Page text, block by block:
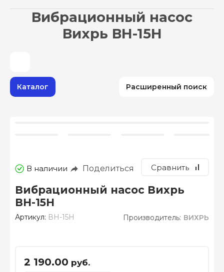
Вибрационный насос
Вихрь ВН-15Н
Каталог Расширенный поиск
В наличии Поделиться Сравнить
Вибрационный насос Вихрь
ВН-15Н
Артикул: ВН-15Н Производитель: ВИХРЬ
2 190.00 руб.